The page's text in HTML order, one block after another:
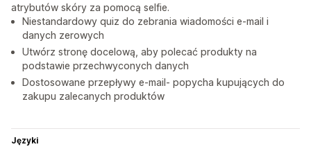
atrybutów skóry za pomocą selfie.
Niestandardowy quiz do zebrania wiadomości e-mail i
danych zerowych
Utwórz stronę docelową, aby polecać produkty na
podstawie przechwyconych danych
Dostosowane przepływy e-mail- popycha kupujących do
zakupu zalecanych produktów
Języki